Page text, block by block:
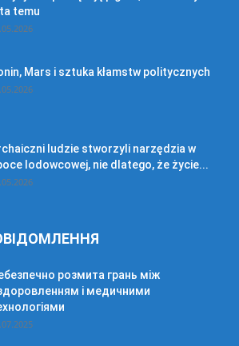
temu
Mars i sztuka kłamstw politycznych
ludzie stworzyli narzędzia w
lodowcowej, nie dlatego, że życie...
розмита грань між
і медичними